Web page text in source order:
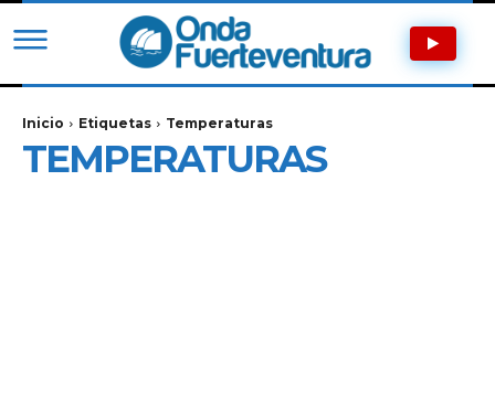
Inicio Etiquetas Temperaturas
TEMPERATURAS